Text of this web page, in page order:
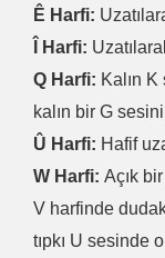
Ê Harfi:
Î Harfi:
Q Harfi: Kalın K
kalın bir G
Û Harfi: Hafif
W Harfi: Açık
V harfinde
tıpkı U sesinde